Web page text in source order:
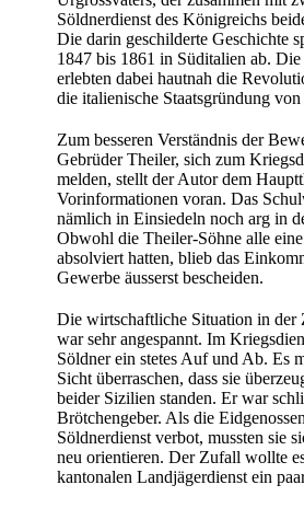
Söldnerdienst des Königreichs
Die darin geschilderte Geschichte
1847 bis 1861 in Süditalien ab.
erlebten dabei hautnah die
die italienische Staatsgründung
Zum besseren Verständnis der
Gebrüder Theiler, sich zum
melden, stellt der Autor dem
Vorinformationen voran. Das
nämlich in Einsiedeln noch arg in
Obwohl die Theiler-Söhne alle
absolviert hatten, blieb das
Gewerbe äusserst bescheiden.
Die wirtschaftliche Situation in der
war sehr angespannt. Im
Söldner ein stetes Auf und Ab. Es
Sicht überraschen, dass sie
beider Sizilien standen. Er war
Brötchengeber. Als die
Söldnerdienst verbot, mussten sie
neu orientieren. Der Zufall wollte
kantonalen Landjägerdienst ein